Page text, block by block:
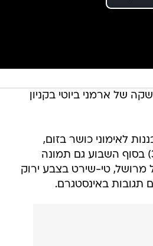
של ארמני ביוטי בקניון
לאימוני כושר בזום,
(34) בסוף השבוע גם תמונה
מרושל, טי-שירט בצבע ירוק
תגובות באינסטגרם.